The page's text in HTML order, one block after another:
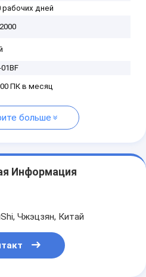
рабочих дней
ПК в месяц
больше
Информация
Чжэцзян, Китай